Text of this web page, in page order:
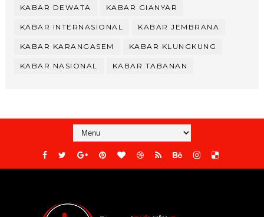
KABAR DEWATA KABAR GIANYAR
KABAR INTERNASIONAL KABAR JEMBRANA
KABAR KARANGASEM KABAR KLUNGKUNG
KABAR NASIONAL KABAR TABANAN